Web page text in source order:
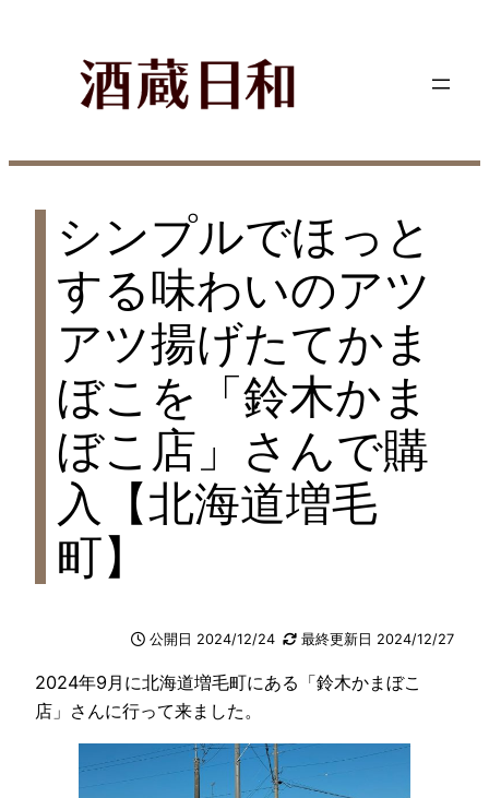
ッ
シンプルでほっと
する味わいのアツ
アツ揚げたてかま
ぼこを「鈴木かま
ぼこ店」さんで購
入【北海道増毛
町】
公開日 2024/12/24 最終更新日 2024/12/27
2024年9月に北海道増毛町にある「鈴木かまぼこ
店」さんに行って来ました。